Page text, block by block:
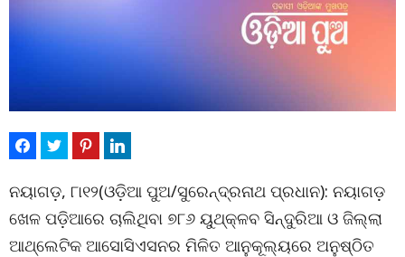
ନୟାଗଡ଼, ୮ା୧୨(ଓଡ଼ିଆ ପୁଅ/ସୁରେନ୍ଦ୍ରନାଥ ପ୍ରଧାନ): ନୟାଗଡ଼
ଖେଳ ପଡ଼ିଆରେ ଚାଲିଥିବା ୭୮୬ ୟୁଥ୍କ୍ଳବ ସିନ୍ଦୁରିଆ ଓ ଜିଲ୍ଲା
ଆଥ୍ଲେଟିକ ଆସୋସିଏସନର ମିଳିତ ଆନୁକୂଲ୍ୟରେ ଅନୁଷ୍ଠିତ